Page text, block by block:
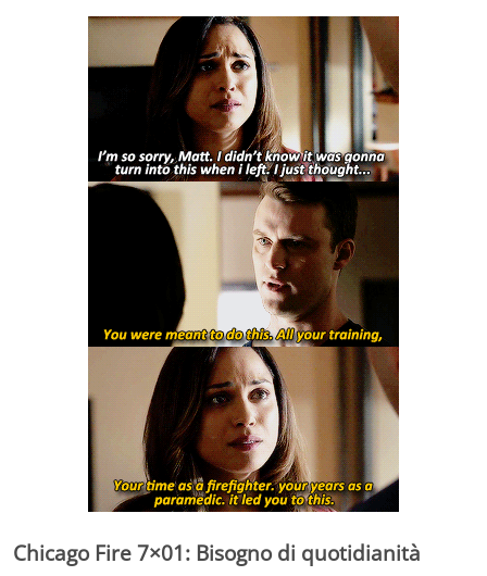
Chicago Fire 7×01: Bisogno di quotidianità